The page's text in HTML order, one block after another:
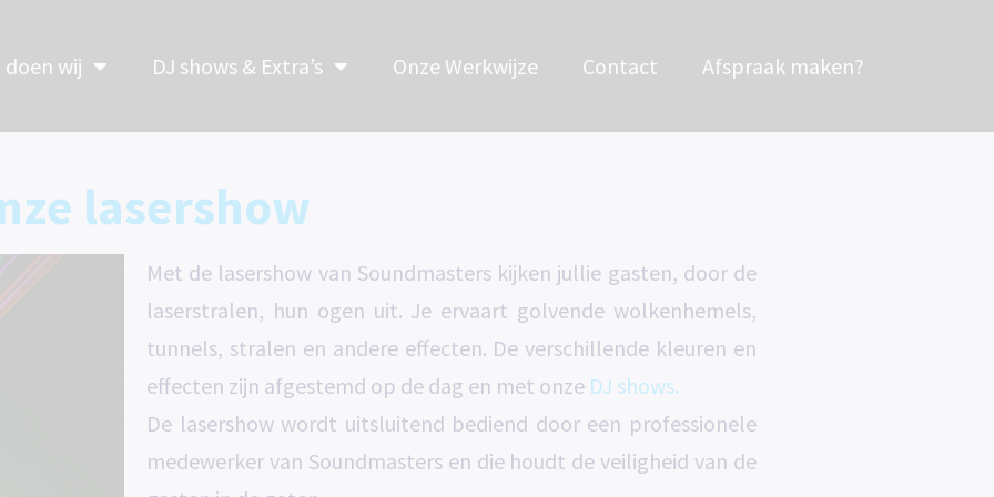
wij DJ shows & Extra’s Onze Werkwijze Contact Afspraak maken?
lasershow
Met de lasershow van Soundmasters kijken jullie gasten, door de
laserstralen, hun ogen uit. Je ervaart golvende wolkenhemels,
tunnels, stralen en andere effecten. De verschillende kleuren en
effecten zijn afgestemd op de dag en met onze DJ shows.
De lasershow wordt uitsluitend bediend door een professionele
medewerker van Soundmasters en die houdt de veiligheid van de